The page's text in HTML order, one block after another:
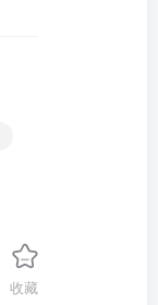
收藏